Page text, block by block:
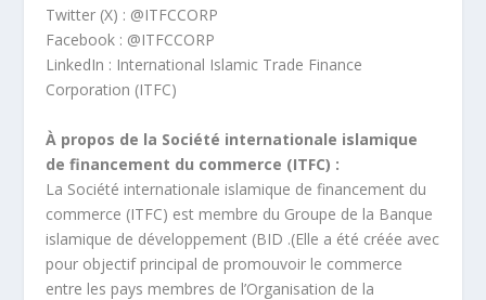
Twitter (X) : @ITFCCORP
Facebook : @ITFCCORP
LinkedIn : International Islamic Trade Finance
Corporation (ITFC)
À propos de la Société internationale islamique
de financement du commerce (ITFC) :
La Société internationale islamique de financement du
commerce (ITFC) est membre du Groupe de la Banque
islamique de développement (BID ).Elle a été créée avec
pour objectif principal de promouvoir le commerce
entre les pays membres de l’Organisation de la